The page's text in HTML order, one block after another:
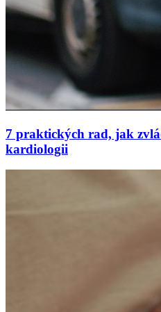
7 praktických rad, jak
kardiologii